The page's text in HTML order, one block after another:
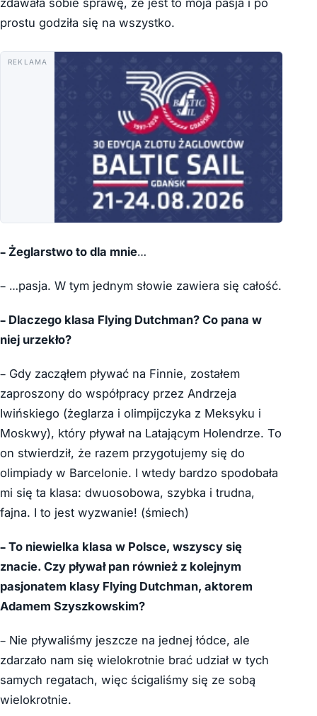
prostu godziła się na wszystko.
REKLAMA
– Żeglarstwo to dla mnie…
– …pasja. W tym jednym słowie zawiera się całość.
– Dlaczego klasa Flying Dutchman? Co pana w
niej urzekło?
– Gdy zacząłem pływać na Finnie, zostałem
zaproszony do współpracy przez Andrzeja
Iwińskiego (żeglarza i olimpijczyka z Meksyku i
Moskwy), który pływał na Latającym Holendrze. To
on stwierdził, że razem przygotujemy się do
olimpiady w Barcelonie. I wtedy bardzo spodobała
mi się ta klasa: dwuosobowa, szybka i trudna,
fajna. I to jest wyzwanie! (śmiech)
– To niewielka klasa w Polsce, wszyscy się
znacie. Czy pływał pan również z kolejnym
pasjonatem klasy Flying Dutchman, aktorem
Adamem Szyszkowskim?
– Nie pływaliśmy jeszcze na jednej łódce, ale
zdarzało nam się wielokrotnie brać udział w tych
samych regatach, więc ścigaliśmy się ze sobą
wielokrotnie.